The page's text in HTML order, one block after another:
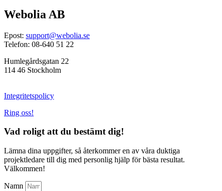
Webolia AB
Epost: support@webolia.se
Telefon: 08-640 51 22
Humlegårdsgatan 22
114 46 Stockholm
Integritetspolicy
Ring oss!
Vad roligt att du bestämt dig!
Lämna dina uppgifter, så återkommer en av våra duktiga
projektledare till dig med personlig hjälp för bästa resultat.
Välkommen!
Namn